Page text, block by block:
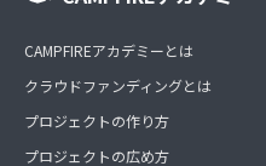
CAMPFIREアカデミーとは
クラウドファンディングとは
プロジェクトの作り方
プロジェクトの広め方